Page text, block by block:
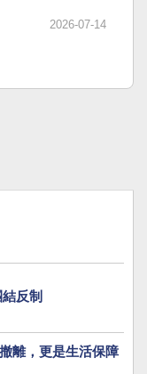
2026-07-14
反制
離，更是生活保障